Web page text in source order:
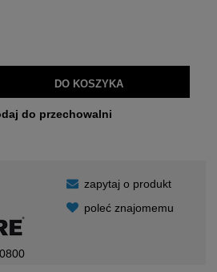
DO KOSZYKA
do przechowalni
zapytaj o produkt
poleć znajomemu